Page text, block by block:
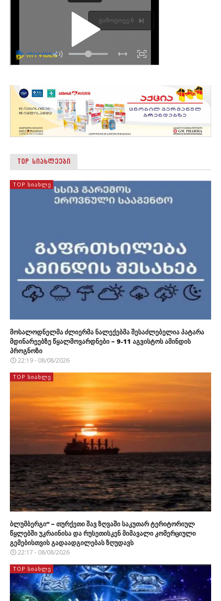
TOP ᲡᲘᲐᲮᲚᲔᲔᲑᲘ
TOP ᲡᲘᲐᲮᲚᲔ
მოსალოდნელმა ძლიერმა ნალექებმა შესაძლებელია პატარა
მდინარეებზე წყალმოვარდნები – 9-11 აგვისტოს ამინდის
პროგნოზი
22:19 - 08/08/2026
TOP ᲡᲘᲐᲮᲚᲔ
ბლუმბერგი“ – თურქეთი შავ ზღვაში საკუთარ ტერიტორიულ
წყლებში უკრაინისა და რუსეთისკენ მიმავალი კომერციული
გემებისთვის გადაადგილებას ზღუდავს
22:17 - 08/08/2026
TOP ᲡᲘᲐᲮᲚᲔ